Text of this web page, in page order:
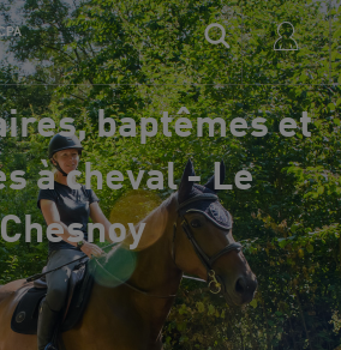
baptêmes et
à cheval - Le